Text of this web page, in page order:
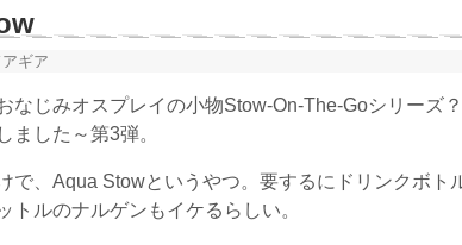
ギア
なじみオスプレイの小物Stow-On-The-Goシリーズ
ました～第3弾。
で、Aqua Stowというやつ。要するにドリンクボト
トルのナルゲンもイケるらしい。